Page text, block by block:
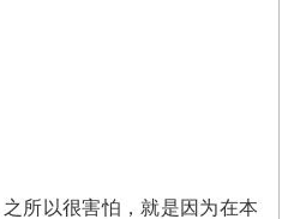
以很害怕，就是因为在本